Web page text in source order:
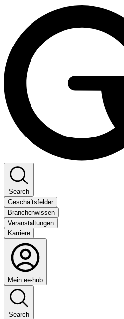
Search
Geschäftsfelder
Branchenwissen
Veranstaltungen
Karriere
Mein ee-hub
Search